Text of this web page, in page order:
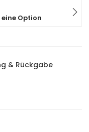
Option
& Rückgabe